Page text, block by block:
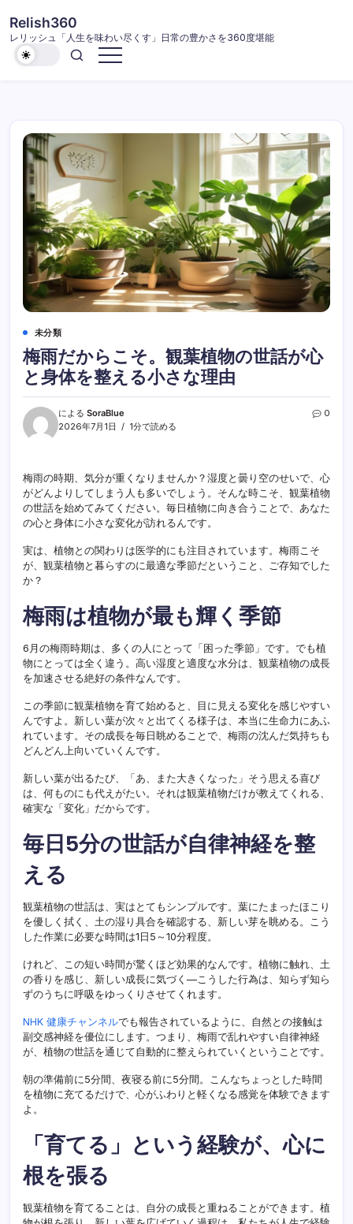
ン
テ
Relish360
レリッシュ「人生を味わい尽くす」日常の豊かさを360度堪能
未分類
梅雨だからこそ。観葉植物の世話が心
と身体を整える小さな理由
による SoraBlue
2026年7月1日
1分で読める
0
梅雨の時期、気分が重くなりませんか？湿度と曇り空のせいで、心
がどんよりしてしまう人も多いでしょう。そんな時こそ、観葉植物
の世話を始めてみてください。毎日植物に向き合うことで、あなた
の心と身体に小さな変化が訪れるんです。
実は、植物との関わりは医学的にも注目されています。梅雨こそ
が、観葉植物と暮らすのに最適な季節だということ、ご存知でした
か？
梅雨は植物が最も輝く季節
6月の梅雨時期は、多くの人にとって「困った季節」です。でも植
物にとっては全く違う。高い湿度と適度な水分は、観葉植物の成長
を加速させる絶好の条件なんです。
この季節に観葉植物を育て始めると、目に見える変化を感じやすい
んですよ。新しい葉が次々と出てくる様子は、本当に生命力にあふ
れています。その成長を毎日眺めることで、梅雨の沈んだ気持ちも
どんどん上向いていくんです。
新しい葉が出るたび、「あ、また大きくなった」そう思える喜び
は、何ものにも代えがたい。それは観葉植物だけが教えてくれる、
確実な「変化」だからです。
毎日5分の世話が自律神経を整
える
観葉植物の世話は、実はとてもシンプルです。葉にたまったほこり
を優しく拭く、土の湿り具合を確認する、新しい芽を眺める。こう
した作業に必要な時間は1日5～10分程度。
けれど、この短い時間が驚くほど効果的なんです。植物に触れ、土
の香りを感じ、新しい成長に気づく—こうした行為は、知らず知ら
ずのうちに呼吸をゆっくりさせてくれます。
NHK 健康チャンネルでも報告されているように、自然との接触は
副交感神経を優位にします。つまり、梅雨で乱れやすい自律神経
が、植物の世話を通じて自動的に整えられていくということです。
朝の準備前に5分間、夜寝る前に5分間。こんなちょっとした時間
を植物に充てるだけで、心がふわりと軽くなる感覚を体験できます
よ。
「育てる」という経験が、心に
根を張る
観葉植物を育てることは、自分の成長と重ねることができます。植